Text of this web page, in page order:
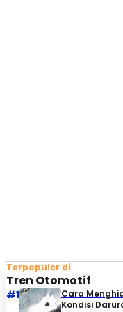
Terpopuler di
Tren Otomotif
#1
Cara
Kondisi